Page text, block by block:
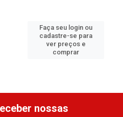
Faça seu login ou
cadastre-se para
ver preços e
comprar
nossas